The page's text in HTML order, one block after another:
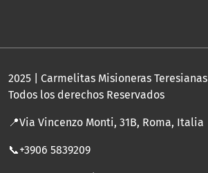
2025 | Carmelitas Misioneras Teresianas
Todos los derechos Reservados
📍Via Vincenzo Monti, 31B, Roma, Italia
📞+3906 5839209